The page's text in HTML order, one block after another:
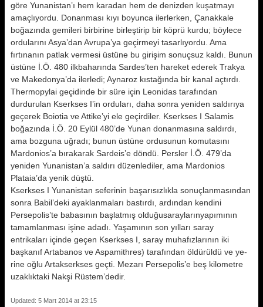
göre Yunanistan’ı hem karadan hem de denizden kuşat­mayı
amaçlıyordu. Donanması kıyı bo­yunca ilerlerken, Çanakkale
boğazın­da gemileri birbirine birleştirip bir köprü kurdu; böylece
ordularını As­ya’dan Avrupa’ya geçirmeyi tasarlı­yordu. Ama
fırtınanın patlak verme­si üstüne bu girişim sonuçsuz kaldı. Bunun
üstüne İ.Ö. 480 ilkbaharında Sardes’ten hareket ederek Trakya
ve Makedonya’da ilerledi; Aynaroz kıs­tağında bir kanal açtırdı.
Thermopylai geçidinde bir süre için Leonidas tarafından
durdurulan Kserkses I’in orduları, daha sonra ye­niden saldırıya
geçerek Boiotia ve Attike’yi ele geçirdiler. Kserkses I Salamis
boğazında İ.Ö. 20 Eylül 480’de Yunan donanmasına saldırdı,
ama bozguna uğradı; bunun üstüne ordusunun komutasını
Mardonios’a bırakarak Sardeis’e döndü. Persler İ.Ö. 479’da
yeniden Yunanistan’a sal­dırı düzenlediler, ama Mardonios
Plataia’da yenik düştü.
Kserkses I Yunanistan seferinin başa­rısızlıkla sonuçlanmasından
sonra Babil’deki ayaklanmaları bastırdı, ardın­dan kendini
Persepolis’te babasının başlatmış olduğusaraylarınyapımının
tamamlanması işine adadı. Yaşamı­nın son yılları saray
entrikaları için­de geçen Kserkses I, saray muhafız­larının iki
başkanıf Artabanos ve Aspamithres) tarafından öldürüldü ve ye­
rine oğlu Artakserkses geçti. Mezarı Persepolis’e beş kilometre
uzaklıkta­ki Nakşi Rüstem’dedir.
Updated: 5 Mart 2014 at 23:15